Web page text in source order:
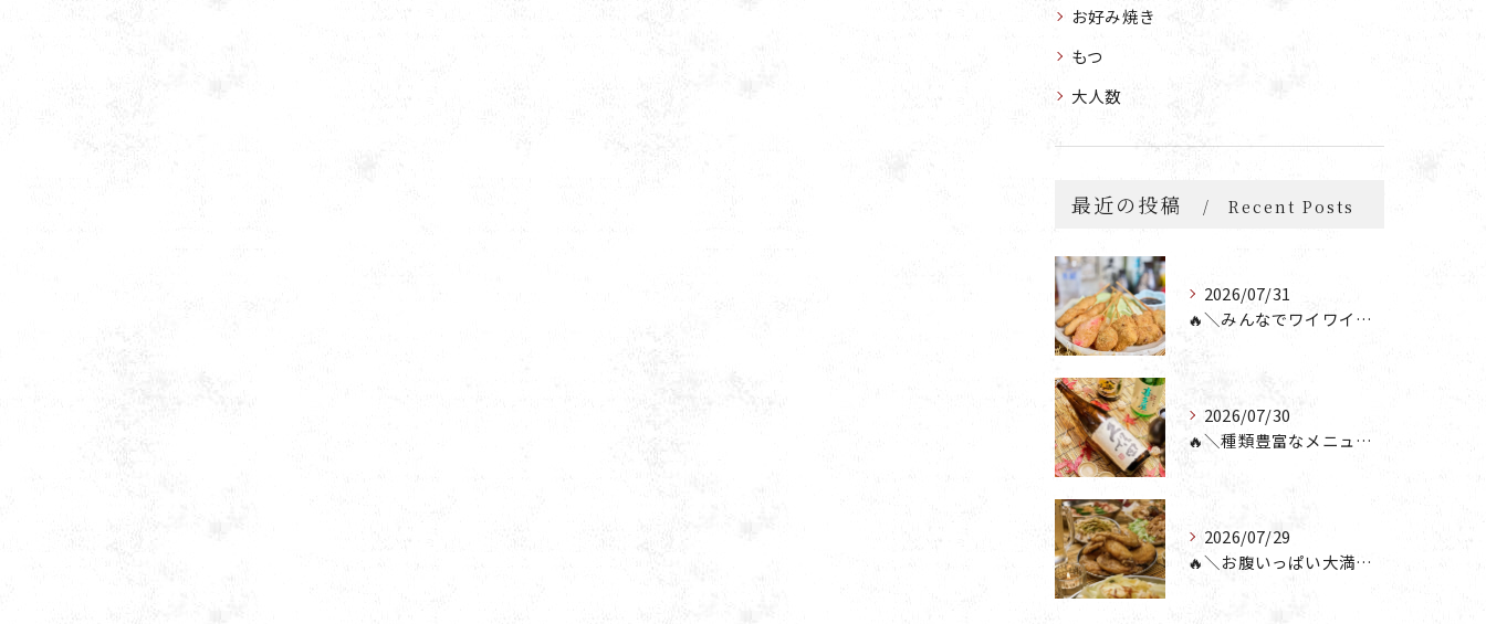
お好み焼き
もつ
大人数
最近の投稿 Recent Posts
2026/07/31
🔥＼みんなでワイワイ楽しもう🎉／🔥
2026/07/30
🔥＼種類豊富なメニュー！／🔥
2026/07/29
🔥＼お腹いっぱい大満足💯／🔥